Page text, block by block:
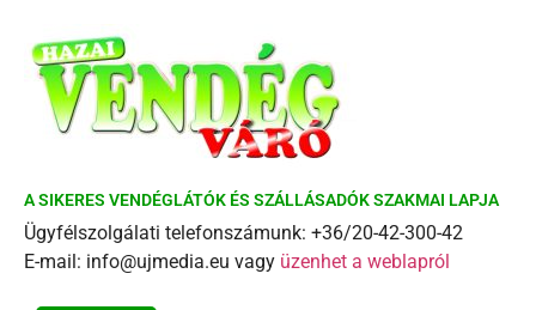
A SIKERES VENDÉGLÁTÓK ÉS SZÁLLÁSADÓK SZAKMAI LAPJA
Ügyfélszolgálati telefonszámunk: +36/20-42-300-42
E-mail: info@ujmedia.eu vagy üzenhet a weblapról